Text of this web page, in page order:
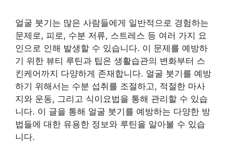
얼굴 붓기는 많은 사람들에게 일반적으로 경험하는
문제로, 피로, 수분 저류, 스트레스 등 여러 가지 요
인으로 인해 발생할 수 있습니다. 이 문제를 예방하
기 위한 뷰티 루틴과 팁은 생활습관의 변화부터 스
킨케어까지 다양하게 존재합니다. 얼굴 붓기를 예방
하기 위해서는 수분 섭취를 조절하고, 적절한 마사
지와 운동, 그리고 식이요법을 통해 관리할 수 있습
니다. 이 글을 통해 얼굴 붓기를 예방하는 다양한 방
법들에 대한 유용한 정보와 루틴을 알아볼 수 있습
니다.